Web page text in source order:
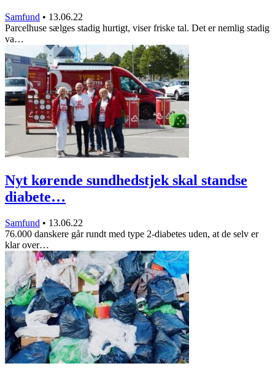
Samfund • 13.06.22
Parcelhuse sælges stadig hurtigt, viser friske tal. Det er nemlig stadig
va…
Nyt kørende sundhedstjek skal standse
diabete…
Samfund • 13.06.22
76.000 danskere går rundt med type 2-diabetes uden, at de selv er
klar over…